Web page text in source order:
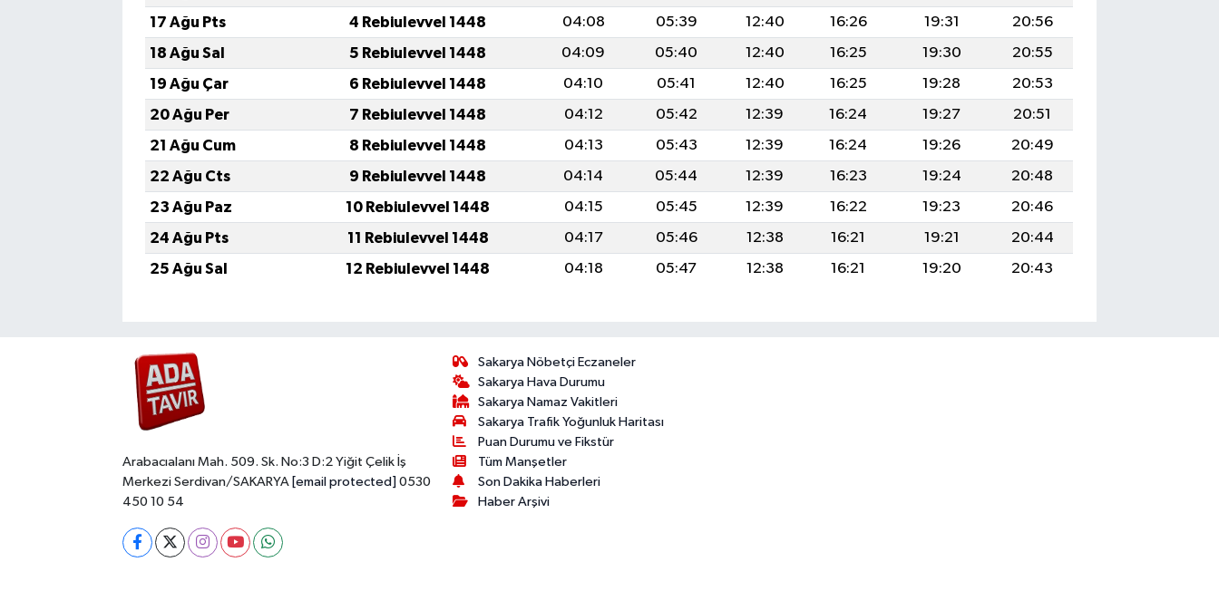
17 Ağu Pts
4 Rebiulevvel 1448 04:08 05:39 12:40 16:26 19:31
20:56
18 Ağu Sal
5 Rebiulevvel 1448 04:09 05:40 12:40 16:25 19:30
20:55
19 Ağu Çar
6 Rebiulevvel 1448 04:10 05:41 12:40 16:25 19:28
20:53
20 Ağu Per
7 Rebiulevvel 1448 04:12 05:42 12:39 16:24 19:27
20:51
21 Ağu Cum
8 Rebiulevvel 1448 04:13 05:43 12:39 16:24 19:26
20:49
22 Ağu Cts
9 Rebiulevvel 1448 04:14 05:44 12:39 16:23 19:24
20:48
23 Ağu Paz
10 Rebiulevvel 1448 04:15 05:45 12:39 16:22 19:23
20:46
24 Ağu Pts
11 Rebiulevvel 1448 04:17 05:46 12:38 16:21 19:21
20:44
25 Ağu Sal
12 Rebiulevvel 1448 04:18 05:47 12:38 16:21 19:20 20:43
Arabacıalanı Mah. 509. Sk. No:3 D:2 Yiğit Çelik İş
Merkezi Serdivan/SAKARYA [email protected] 0530
450 10 54
Sakarya Nöbetçi Eczaneler
Sakarya Hava Durumu
Sakarya Namaz Vakitleri
Sakarya Trafik Yoğunluk Haritası
Puan Durumu ve Fikstür
Tüm Manşetler
Son Dakika Haberleri
Haber Arşivi